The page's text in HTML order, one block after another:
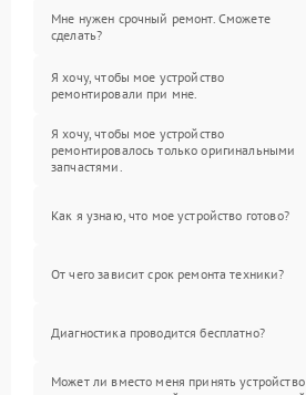
Мне нужен срочный ремонт. Сможете
сделать?
Я хочу, чтобы мое устройство
ремонтировали при мне.
Я хочу, чтобы мое устройство
ремонтировалось только оригинальными
запчастями.
Как я узнаю, что мое устройство готово?
От чего зависит срок ремонта техники?
Диагностика проводится бесплатно?
Может ли вместо меня принять устройство